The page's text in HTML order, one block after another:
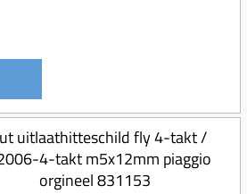
uitlaathitteschild fly 4-takt /
4-takt m5x12mm piaggio
orgineel 831153